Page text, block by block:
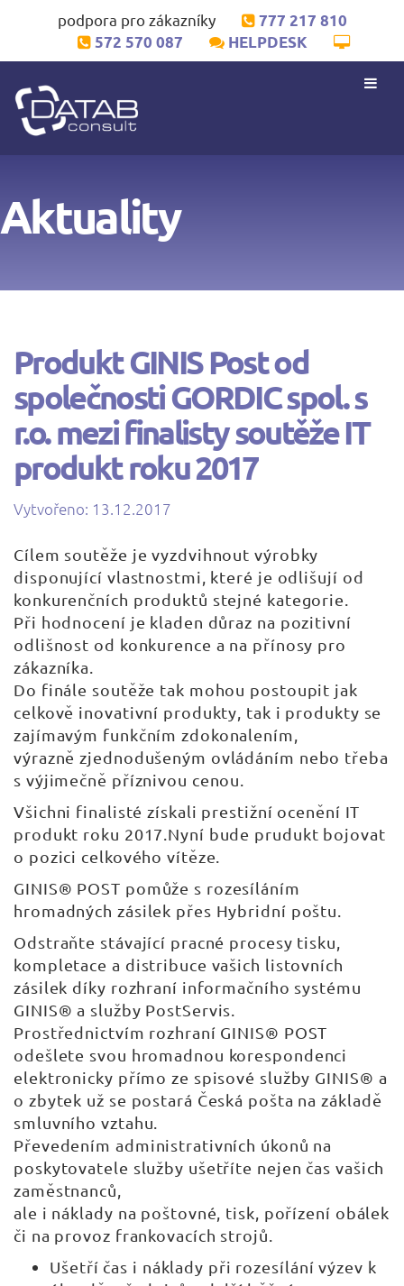
podpora pro zákazníky
777 217 810
572 570 087
HELPDESK
Aktuality
Produkt GINIS Post od
společnosti GORDIC spol. s
r.o. mezi finalisty soutěže IT
produkt roku 2017
Vytvořeno: 13.12.2017
Cílem soutěže je vyzdvihnout výrobky
disponující vlastnostmi, které je odlišují od
konkurenčních produktů stejné kategorie.
Při hodnocení je kladen důraz na pozitivní
odlišnost od konkurence a na přínosy pro
zákazníka.
Do finále soutěže tak mohou postoupit jak
celkově inovativní produkty, tak i produkty se
zajímavým funkčním zdokonalením,
výrazně zjednodušeným ovládáním nebo třeba
s výjimečně příznivou cenou.
Všichni finalisté získali prestižní ocenění IT
produkt roku 2017.Nyní bude prudukt bojovat
o pozici celkového vítěze.
GINIS® POST pomůže s rozesíláním
hromadných zásilek přes Hybridní poštu.
Odstraňte stávající pracné procesy tisku,
kompletace a distribuce vašich listovních
zásilek díky rozhraní informačního systému
GINIS® a služby PostServis.
Prostřednictvím rozhraní GINIS® POST
odešlete svou hromadnou korespondenci
elektronicky přímo ze spisové služby GINIS® a
o zbytek už se postará Česká pošta na základě
smluvního vztahu.
Převedením administrativních úkonů na
poskytovatele služby ušetříte nejen čas vašich
zaměstnanců,
ale i náklady na poštovné, tisk, pořízení obálek
či na provoz frankovacích strojů.
Ušetří čas i náklady při rozesílání výzev k